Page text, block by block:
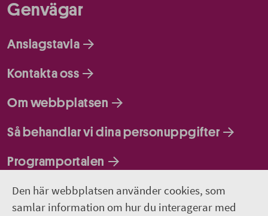
Den här webbplatsen använder cookies, som
samlar information om hur du interagerar med
Genvägar
Anslagstavla
Kontakta oss
Om webbplatsen
Så behandlar vi dina personuppgifter
Programportalen
Följ oss